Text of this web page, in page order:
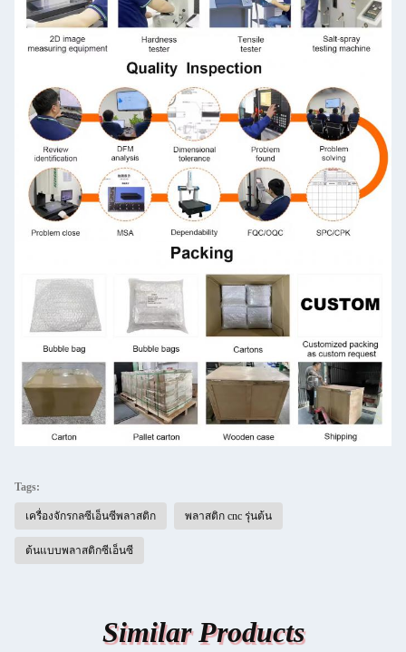
Tags:
เครื่องจักรกลซีเอ็นซีพลาสติก พลาสติก cnc รุ่นต้น
ต้นแบบพลาสติกซีเอ็นซี
Similar Products